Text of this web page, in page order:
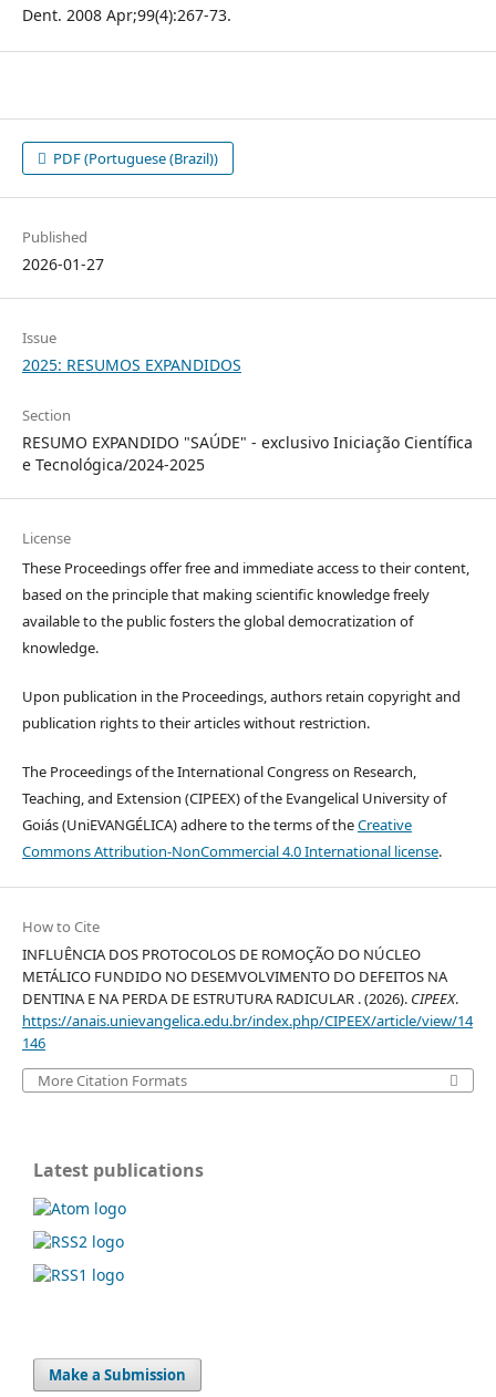
Dent. 2008 Apr;99(4):267-73.
PDF (Portuguese (Brazil))
Published
2026-01-27
Issue
2025: RESUMOS EXPANDIDOS
Section
RESUMO EXPANDIDO "SAÚDE" - exclusivo Iniciação Científica
e Tecnológica/2024-2025
License
These Proceedings offer free and immediate access to their content,
based on the principle that making scientific knowledge freely
available to the public fosters the global democratization of
knowledge.
Upon publication in the Proceedings, authors retain copyright and
publication rights to their articles without restriction.
The Proceedings of the International Congress on Research,
Teaching, and Extension (CIPEEX) of the Evangelical University of
Goiás (UniEVANGÉLICA) adhere to the terms of theCreative
Commons Attribution-NonCommercial 4.0 International license.
How to Cite
INFLUÊNCIA DOS PROTOCOLOS DE ROMOÇÃO DO NÚCLEO
METÁLICO FUNDIDO NO DESEMVOLVIMENTO DO DEFEITOS NA
DENTINA E NA PERDA DE ESTRUTURA RADICULAR . (2026). CIPEEX.
https://anais.unievangelica.edu.br/index.php/CIPEEX/article/view/14
146
More Citation Formats
Latest publications
Make a Submission